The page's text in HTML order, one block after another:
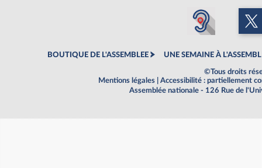
BOUTIQUE DE L'ASSEMBLEE UNE SEMAINE À
©Tous droits
Mentions légales
Accessibilité : partiellement
Assemblée nationale - 126 Rue de